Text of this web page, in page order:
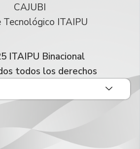
CAJUBI
Tecnológico ITAIPU
ITAIPU Binacional
todos los derechos